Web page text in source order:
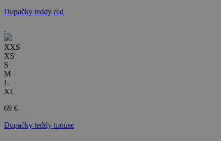
Dupačky teddy red
XXS
XS
S
M
L
XL
69 €
Dupačky teddy mouse